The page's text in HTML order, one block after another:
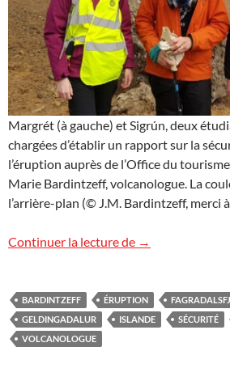
Margrét (à gauche) et Sigrún, deux
chargées d’établir un rapport sur la
l’éruption auprès de l’Office du
Marie Bardintzeff, volcanologue. La
l’arrière-plan (© J.M. Bardintzeff, merci
Continuer la lecture de Volcan, éruption
→
BARDINTZEFF ÉRUPTION
GELDINGADALUR
ISLANDE SÉCURITÉ
VOLCANOLOGUE